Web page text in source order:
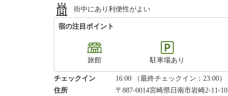
街中にあり利便性がよい
宿の注目ポイント
旅館 駐車場あり
チェックイン 16:00 （最終チェックイン：23:00）
住所
〒887-0014宮崎県日南市岩崎2-11-10